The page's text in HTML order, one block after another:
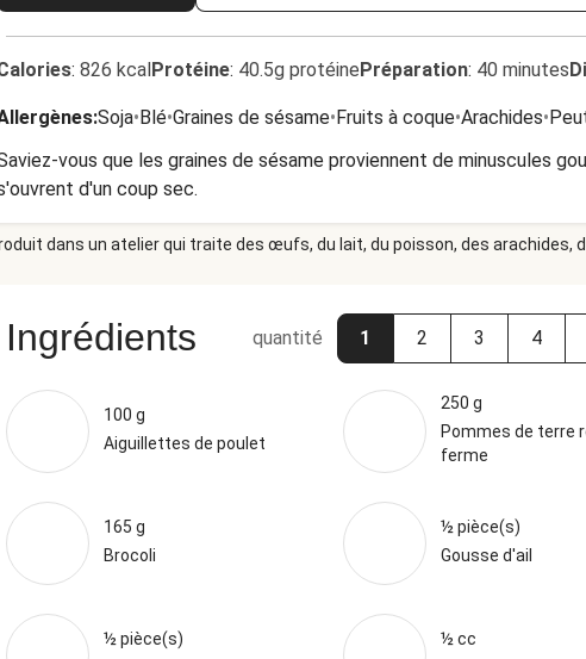
: 826 kcalProtéine: 40.5g protéinePréparation: 40 minutes
:Soja•Blé•Graines de sésame•Fruits à coque•Arachides•
vous que les graines de sésame proviennent de minuscules
d'un coup sec.
dans un atelier qui traite des œufs, du lait, du poisson, des arachides,
Ingrédients quantité 1 2 3 4
100 g
Aiguillettes de poulet
250 g
Pommes de terre
ferme
165 g
Brocoli
½ pièce(s)
Gousse d'ail
½ pièce(s)
½ cc